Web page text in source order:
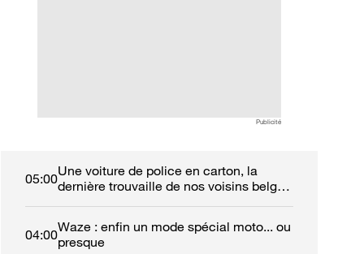
Publicité
05:00Une voiture de police en carton, la
dernière trouvaille de nos voisins belges
04:00Waze : enfin un mode spécial moto... ou
presque